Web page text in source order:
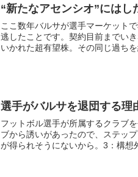
“新たなアセンシオ”にはし
ここ数年バルサが選手マーケット
逃したことです。契約目前までい
いかれた超有望株。その同じ過ち
選手がバルサを退団する理
フットボル選手が所属するクラブ
ブから誘いがあったので、ステッ
が得られそうにないから。3：構想
に愛想が尽きた、6：代理人の陰